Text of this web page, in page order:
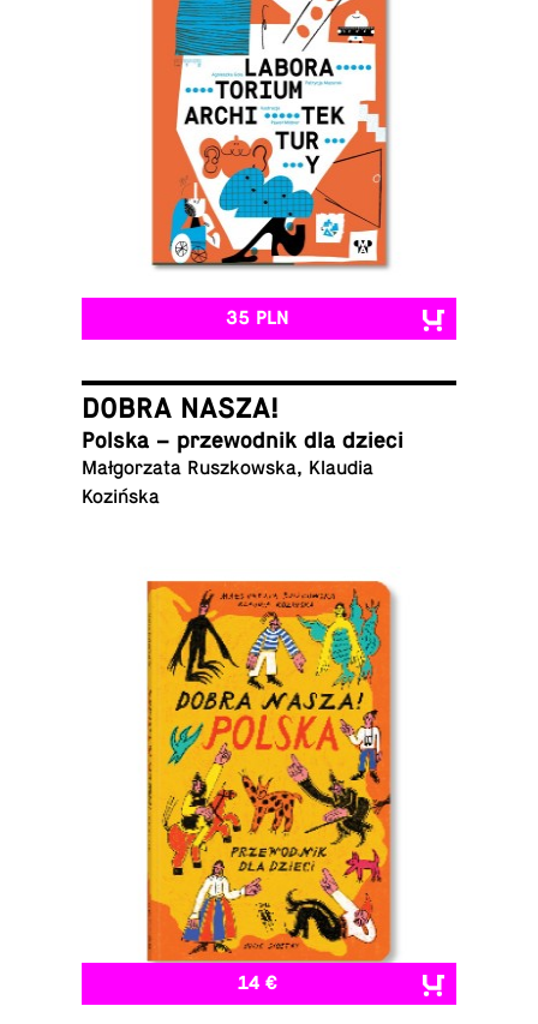
35 PLN
DOBRA NASZA!
Polska – prze­wod­nik dla dzieci
Małgorzata Ruszkowska, Klaudia
Kozińska
14 €